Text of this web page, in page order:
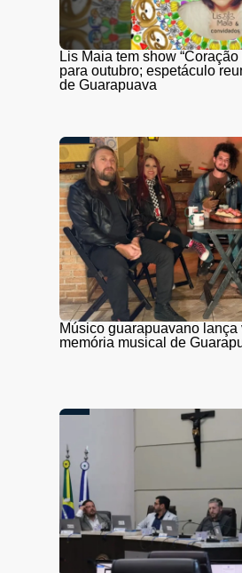
Lis Maia tem show
para outubro; espetáculo
de Guarapuava
Músico guarapuavano lança
memória musical de